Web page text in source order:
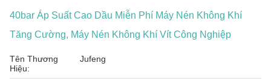
40bar Áp Suất Cao Dầu Miễn Phí Máy Nén Không Khí
Tăng Cường, Máy Nén Không Khí Vít Công Nghiệp
Tên Thương
Hiệu:
Jufeng